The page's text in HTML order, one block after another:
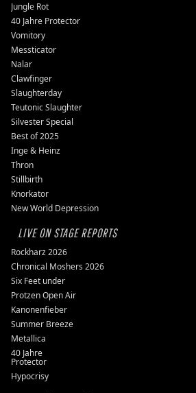
Jungle Rot
40 Jahre Protector
Vomitory
Messticator
Nalar
Clawfinger
Slaughterday
Teutonic Slaughter
Silvester Special
Best of 2025
Inge & Heinz
Thron
Stillbirth
Knorkator
New World Depression
LIVE ON STAGE REPORTS
Rockharz 2026
Chronical Moshers 2026
Six Feet under
Protzen Open Air
Kanonenfieber
Summer Breeze
Metallica
40 Jahre
Protector
Hypocrisy